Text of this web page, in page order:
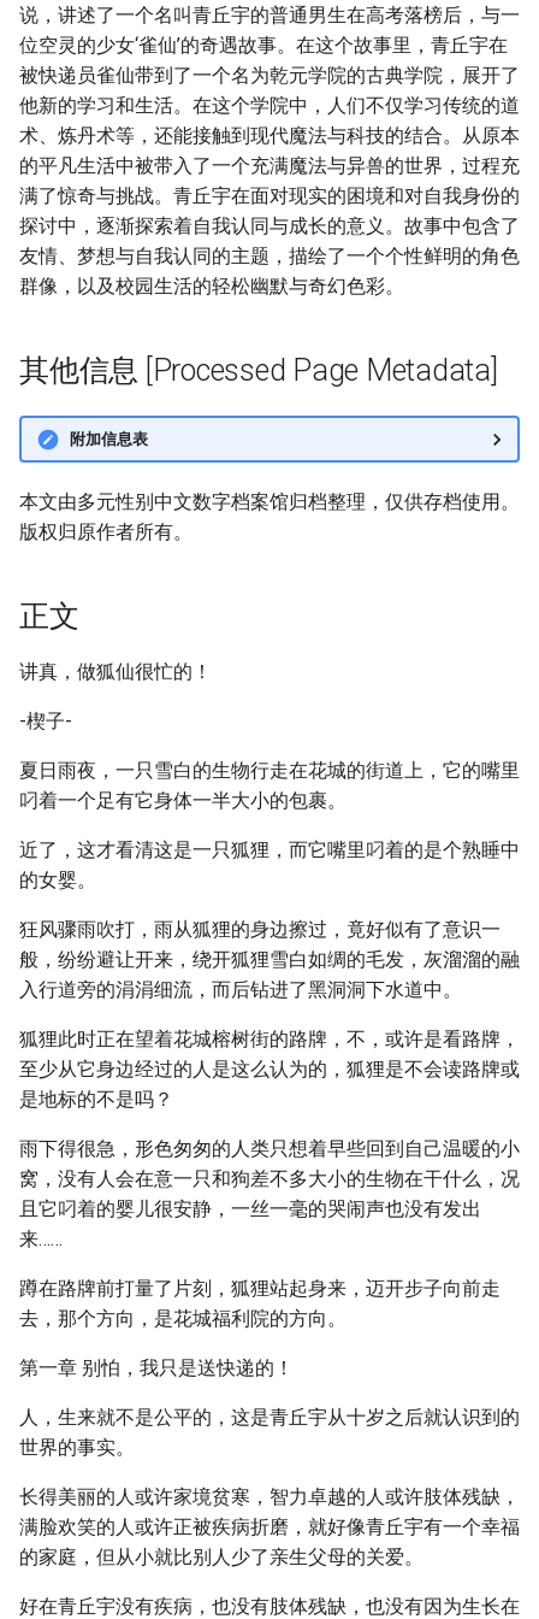
说，讲述了一个名叫青丘宇的普通男生在高考落榜后，与一
位空灵的少女‘雀仙’的奇遇故事。在这个故事里，青丘宇在
被快递员雀仙带到了一个名为乾元学院的古典学院，展开了
他新的学习和生活。在这个学院中，人们不仅学习传统的道
术、炼丹术等，还能接触到现代魔法与科技的结合。从原本
的平凡生活中被带入了一个充满魔法与异兽的世界，过程充
满了惊奇与挑战。青丘宇在面对现实的困境和对自我身份的
探讨中，逐渐探索着自我认同与成长的意义。故事中包含了
友情、梦想与自我认同的主题，描绘了一个个性鲜明的角色
群像，以及校园生活的轻松幽默与奇幻色彩。
其他信息 [Processed Page Metadata]
附加信息表
本文由多元性别中文数字档案馆归档整理，仅供存档使用。
版权归原作者所有。
正文
讲真，做狐仙很忙的！
-楔子-
夏日雨夜，一只雪白的生物行走在花城的街道上，它的嘴里
叼着一个足有它身体一半大小的包裹。
近了，这才看清这是一只狐狸，而它嘴里叼着的是个熟睡中
的女婴。
狂风骤雨吹打，雨从狐狸的身边擦过，竟好似有了意识一
般，纷纷避让开来，绕开狐狸雪白如绸的毛发，灰溜溜的融
入行道旁的涓涓细流，而后钻进了黑洞洞下水道中。
狐狸此时正在望着花城榕树街的路牌，不，或许是看路牌，
至少从它身边经过的人是这么认为的，狐狸是不会读路牌或
是地标的不是吗？
雨下得很急，形色匆匆的人类只想着早些回到自己温暖的小
窝，没有人会在意一只和狗差不多大小的生物在干什么，况
且它叼着的婴儿很安静，一丝一毫的哭闹声也没有发出
来……
蹲在路牌前打量了片刻，狐狸站起身来，迈开步子向前走
去，那个方向，是花城福利院的方向。
第一章 别怕，我只是送快递的！
人，生来就不是公平的，这是青丘宇从十岁之后就认识到的
世界的事实。
长得美丽的人或许家境贫寒，智力卓越的人或许肢体残缺，
满脸欢笑的人或许正被疾病折磨，就好像青丘宇有一个幸福
的家庭，但从小就比别人少了亲生父母的关爱。
好在青丘宇没有疾病，也没有肢体残缺，也没有因为生长在